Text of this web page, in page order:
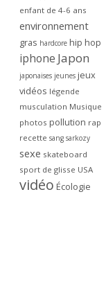
enfant de 4-6 ans
environnement
gras hardcore hip hop
iphone Japon
japonaises jeunes jeux
vidéos légende
musculation Musique
photos pollution rap
recette sang sarkozy
sexe skateboard
sport de glisse USA
vidéo Écologie